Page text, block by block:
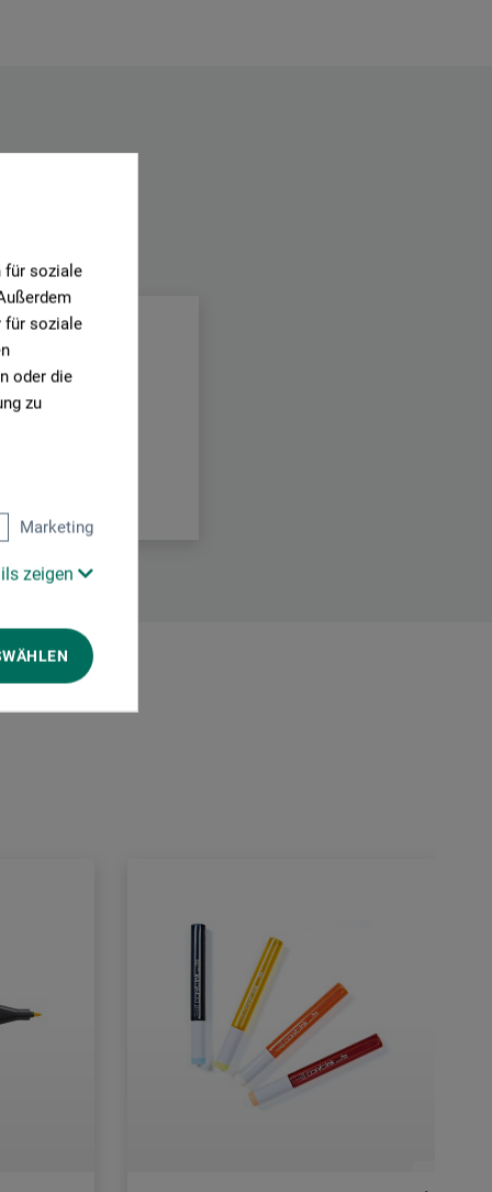
für soziale
für soziale
oder die
zu
Marketing
zeigen